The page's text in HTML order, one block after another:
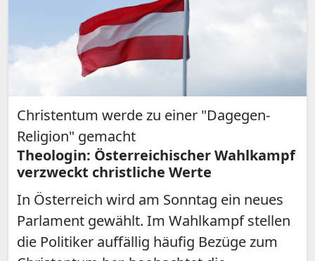
Christentum werde zu einer "Dagegen-
Religion" gemacht
Theologin: Österreichischer Wahlkampf
verzweckt christliche Werte
In Österreich wird am Sonntag ein neues
Parlament gewählt. Im Wahlkampf stellen
die Politiker auffällig häufig Bezüge zum